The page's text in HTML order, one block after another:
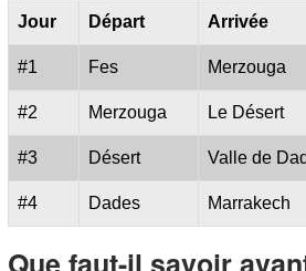
Jour Départ Arrivée
#1 Fes Merzouga
#2 Merzouga Le Désert
#3 Désert Valle de
#4 Dades Marrakech